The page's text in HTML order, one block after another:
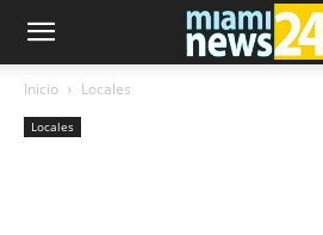
Inicio Locales
Locales